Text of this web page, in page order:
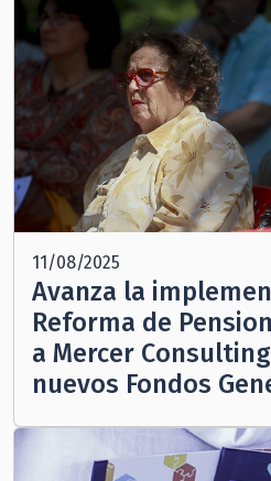
11/08/2025
Avanza la
Reforma de
a Mercer
nuevos Fondos